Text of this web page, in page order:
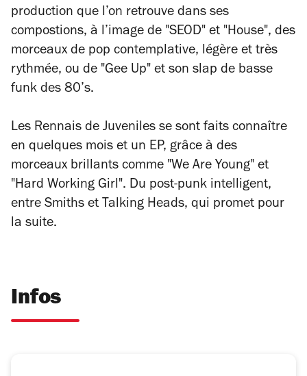
production que l’on retrouve dans ses
compostions, à l’image de "SEOD" et "House", des
morceaux de pop contemplative, légère et très
rythmée, ou de "Gee Up" et son slap de basse
funk des 80’s.
Les Rennais de Juveniles se sont faits connaître
en quelques mois et un EP, grâce à des
morceaux brillants comme "We Are Young" et
"Hard Working Girl". Du post-punk intelligent,
entre Smiths et Talking Heads, qui promet pour
la suite.
Infos